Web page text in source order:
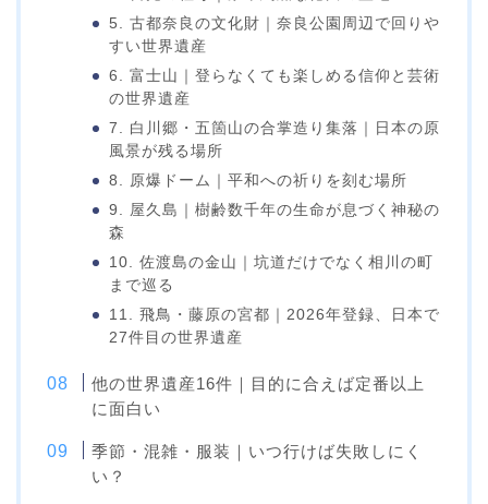
5. 古都奈良の文化財｜奈良公園周辺で回りや
すい世界遺産
6. 富士山｜登らなくても楽しめる信仰と芸術
の世界遺産
7. 白川郷・五箇山の合掌造り集落｜日本の原
風景が残る場所
8. 原爆ドーム｜平和への祈りを刻む場所
9. 屋久島｜樹齢数千年の生命が息づく神秘の
森
10. 佐渡島の金山｜坑道だけでなく相川の町
まで巡る
11. 飛鳥・藤原の宮都｜2026年登録、日本で
27件目の世界遺産
他の世界遺産16件｜目的に合えば定番以上
に面白い
季節・混雑・服装｜いつ行けば失敗しにく
い？